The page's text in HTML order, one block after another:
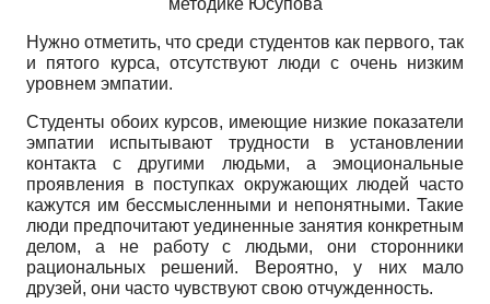
Нужно отметить, что среди студентов как первого, так
и пятого курса, отсутствуют люди с очень низким
уровнем эмпатии.
Студенты обоих курсов, имеющие низкие показатели
эмпатии испытывают трудности в установлении
контакта с другими людьми, а эмоциональные
проявления в поступках окружающих людей часто
кажутся им бессмысленными и непонятными. Такие
люди предпочитают уединенные занятия конкретным
делом, а не работу с людьми, они сторонники
рациональных решений. Вероятно, у них мало
друзей, они часто чувствуют свою отчужденность.